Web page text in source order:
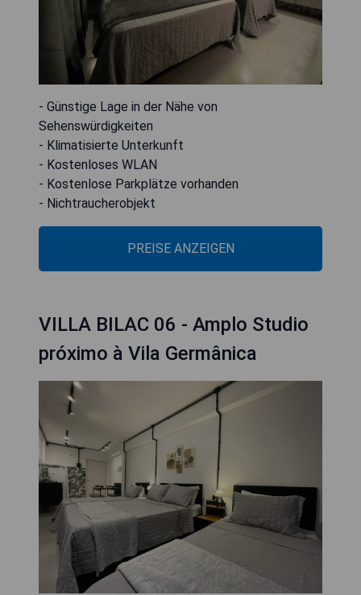
- Günstige Lage in der Nähe von
Sehenswürdigkeiten
- Klimatisierte Unterkunft
- Kostenloses WLAN
- Kostenlose Parkplätze vorhanden
- Nichtraucherobjekt
PREISE ANZEIGEN
VILLA BILAC 06 - Amplo Studio
próximo à Vila Germânica